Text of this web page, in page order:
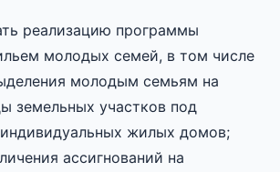
реализацию программы
молодых семей, в том числе
молодым семьям на
земельных участков под
жилых домов;
ассигнований на